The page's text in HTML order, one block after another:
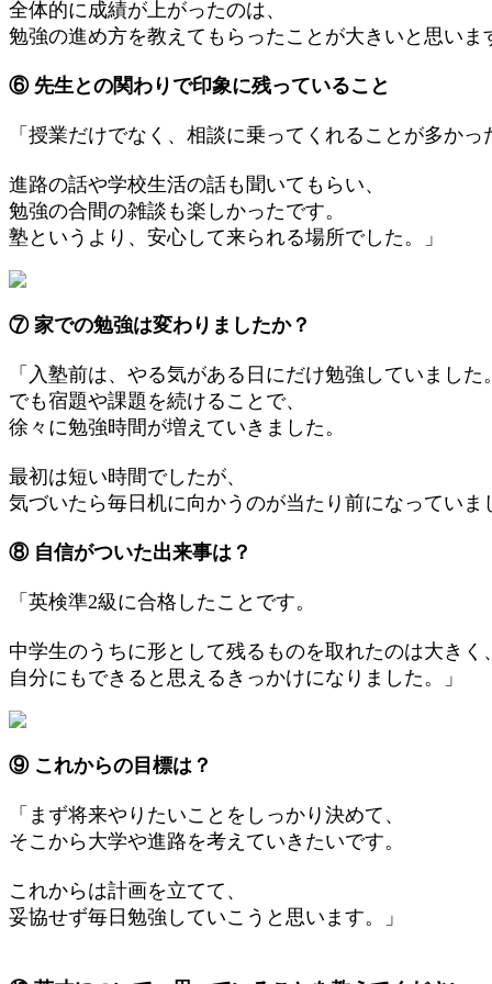
全体的に成績が上がったのは、
勉強の進め方を教えてもらったことが大きいと思いま
⑥ 先生との関わりで印象に残っていること
「授業だけでなく、相談に乗ってくれることが多かっ
進路の話や学校生活の話も聞いてもらい、
勉強の合間の雑談も楽しかったです。
塾というより、安心して来られる場所でした。」
⑦ 家での勉強は変わりましたか？
「入塾前は、やる気がある日にだけ勉強していました。
でも宿題や課題を続けることで、
徐々に勉強時間が増えていきました。
最初は短い時間でしたが、
気づいたら毎日机に向かうのが当たり前になっていま
⑧ 自信がついた出来事は？
「英検準2級に合格したことです。
中学生のうちに形として残るものを取れたのは大きく、
自分にもできると思えるきっかけになりました。」
⑨ これからの目標は？
「まず将来やりたいことをしっかり決めて、
そこから大学や進路を考えていきたいです。
これからは計画を立てて、
妥協せず毎日勉強していこうと思います。」